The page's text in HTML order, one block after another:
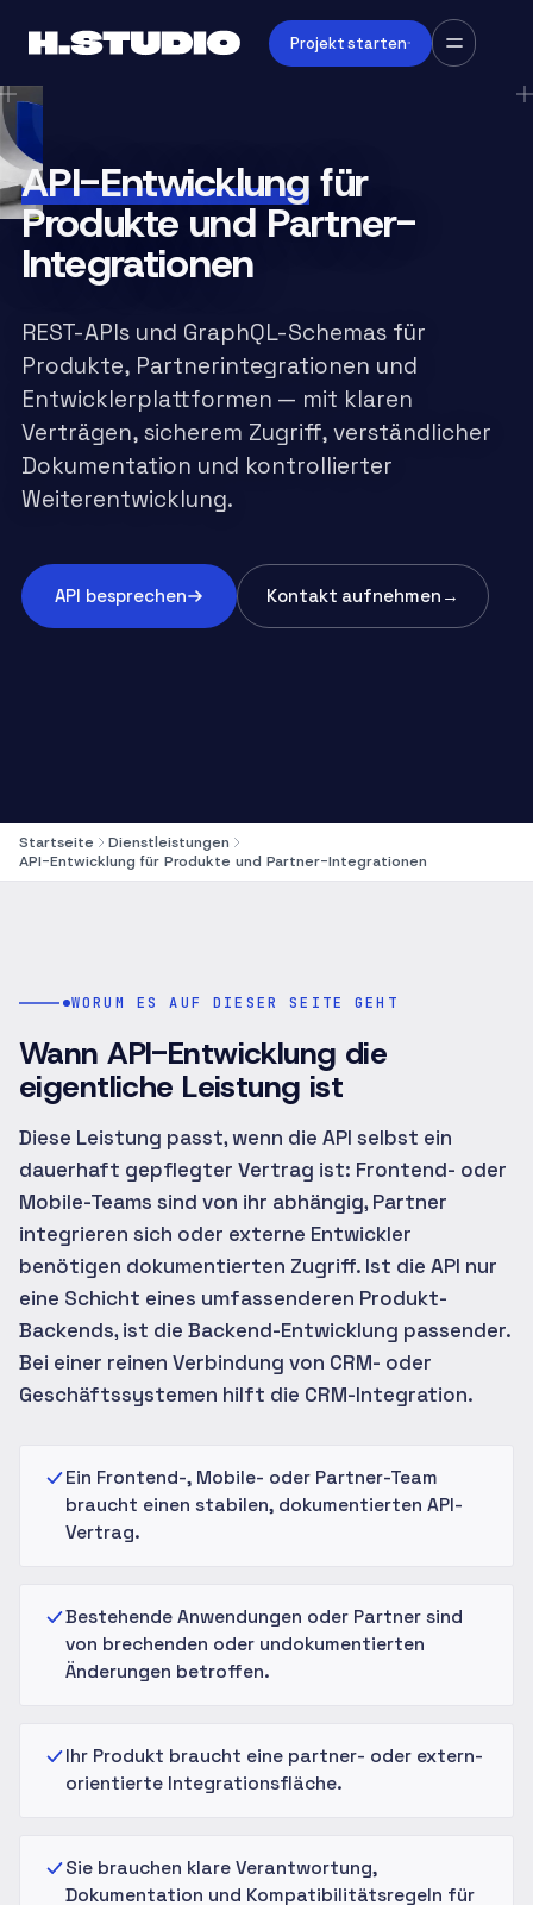
Projekt starten
API-Entwicklungfür
Produkte und Partner-
Integrationen
REST-APIs und GraphQL-Schemas für
Produkte, Partnerintegrationen und
Entwicklerplattformen — mit klaren
Verträgen, sicherem Zugriff, verständlicher
Dokumentation und kontrollierter
Weiterentwicklung.
API besprechen Kontakt aufnehmen →
Startseite
Dienstleistungen
API-Entwicklung für Produkte und Partner-Integrationen
WORUM ES AUF DIESER SEITE GEHT
Wann API-Entwicklung die
eigentliche Leistung ist
Diese Leistung passt, wenn die API selbst ein
dauerhaft gepflegter Vertrag ist: Frontend- oder
Mobile-Teams sind von ihr abhängig, Partner
integrieren sich oder externe Entwickler
benötigen dokumentierten Zugriff. Ist die API nur
eine Schicht eines umfassenderen Produkt-
Backends, ist die Backend-Entwicklung passender.
Bei einer reinen Verbindung von CRM- oder
Geschäftssystemen hilft die CRM-Integration.
Ein Frontend-, Mobile- oder Partner-Team
braucht einen stabilen, dokumentierten API-
Vertrag.
Bestehende Anwendungen oder Partner sind
von brechenden oder undokumentierten
Änderungen betroffen.
Ihr Produkt braucht eine partner- oder extern-
orientierte Integrationsfläche.
Sie brauchen klare Verantwortung,
Dokumentation und Kompatibilitätsregeln für